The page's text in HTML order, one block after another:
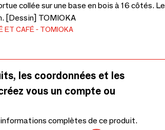
collée sur une base en bois à 16 côtés. Le
[Dessin] TOMIOKA
ET CAFÉ TOMIOKA
les coordonnées et les
vous un compte ou
complètes de ce produit.